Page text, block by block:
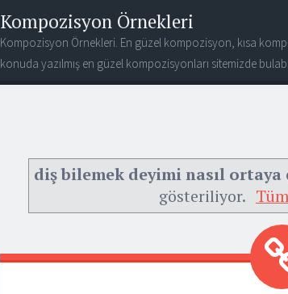
Kompozisyon Örnekleri
Kompozisyon Örnekleri. En güzel kompozisyon, kısa
konuda yazılmış en güzel kompozisyonları sitemizde
diş bilemek deyimi nasıl ortaya
gösteriliyor.